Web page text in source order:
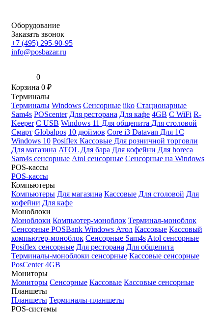
Оборудование
Заказать звонок
+7 (495) 295-90-95
info@posbazar.ru
0
Корзина 0 ₽
Терминалы
Терминалы Windows Сенсорные iiko Стационарные
Sam4s POScenter Для ресторана Для кафе 4GB С WiFi R-
Keeper С USB Windows 11 Для общепита Для столовой
Смарт Globalpos 10 дюймов Core i3 Datavan Для 1С
Windows 10 Posiflex Кассовые Для розничной торговли
Для магазина ATOL Для бара Для кофейни Для horeca
Sam4s сенсорные Atol сенсорные Сенсорные на Windows
POS-кассы
POS-кассы
Компьютеры
Компьютеры Для магазина Кассовые Для столовой Для
кофейни Для кафе
Моноблоки
Моноблоки Компьютер-моноблок Терминал-моноблок
Сенсорные POSBank Windows Атол Кассовые Кассовый
компьютер-моноблок Сенсорные Sam4s Atol сенсорные
Posiflex сенсорные Для ресторана Для общепита
Терминалы-моноблоки сенсорные Кассовые сенсорные
PosCenter 4GB
Мониторы
Мониторы Сенсорные Кассовые Кассовые сенсорные
Планшеты
Планшеты Терминалы-планшеты
POS-системы